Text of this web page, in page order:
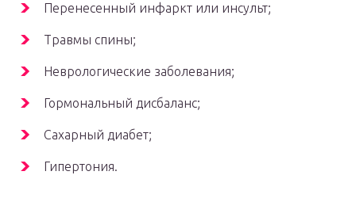
Перенесенный инфаркт или инсульт;
Травмы спины;
Неврологические заболевания;
Гормональный дисбаланс;
Сахарный диабет;
Гипертония.